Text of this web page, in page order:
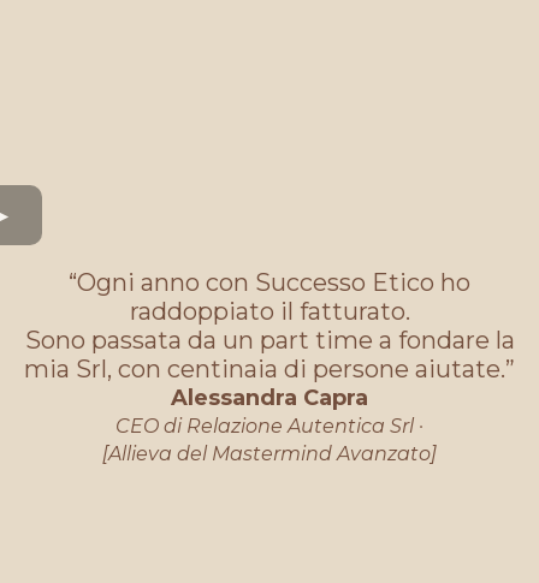
“Ogni anno con Successo Etico ho
raddoppiato il fatturato.
Sono passata da un part time a fondare la
mia Srl, con centinaia di persone aiutate.”
Alessandra Capra
CEO di Relazione Autentica Srl ·
[Allieva del Mastermind Avanzato]